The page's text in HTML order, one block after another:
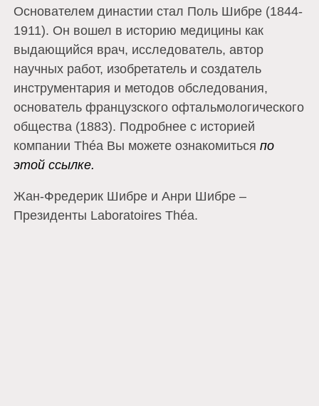
Основателем династии стал Поль Шибре (1844-
1911). Он вошел в историю медицины как
выдающийся врач, исследователь, автор
научных работ, изобретатель и создатель
инструментария и методов обследования,
основатель французского офтальмологического
общества (1883). Подробнее с историей
компании Théa Вы можете ознакомиться по
этой ссылке.
Жан-Фредерик Шибре и Анри Шибре –
Президенты Laboratoires Théa.